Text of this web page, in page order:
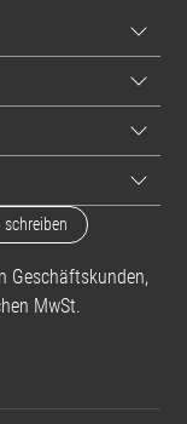
Geschäftskunden,
MwSt.